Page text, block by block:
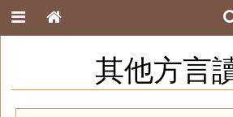
其他方言